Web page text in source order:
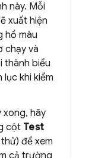
này. Mỗi
xuất hiện
hồ màu
chạy và
thành biểu
lục khi kiểm
xong, hãy
cột Test
để xem
cả trường